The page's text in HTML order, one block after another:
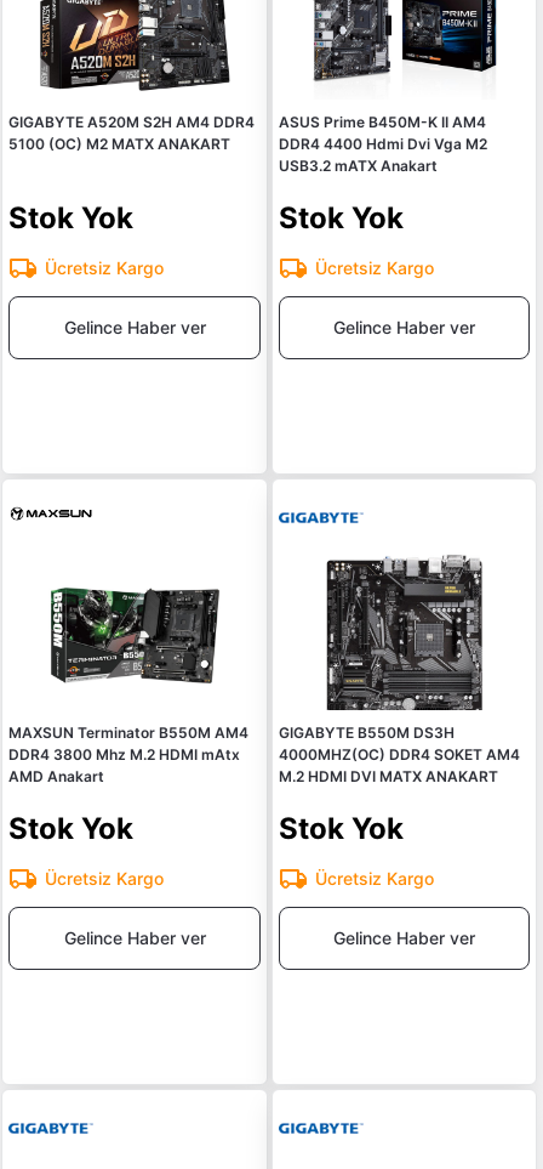
GIGABYTE A520M S2H AM4 DDR4
5100 (OC) M2 MATX ANAKART
Stok Yok
Ücretsiz Kargo
Gelince Haber ver
ASUS Prime B450M-K II AM4
DDR4 4400 Hdmi Dvi Vga M2
USB3.2 mATX Anakart
Stok Yok
Ücretsiz Kargo
Gelince Haber ver
MAXSUN Terminator B550M AM4
DDR4 3800 Mhz M.2 HDMI mAtx
AMD Anakart
Stok Yok
Ücretsiz Kargo
Gelince Haber ver
GIGABYTE B550M DS3H
4000MHZ(OC) DDR4 SOKET AM4
M.2 HDMI DVI MATX ANAKART
Stok Yok
Ücretsiz Kargo
Gelince Haber ver